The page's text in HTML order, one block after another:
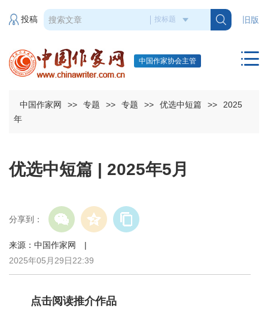
旧版
投稿
中国作家协会主管
中国作家网 >> 专题 >> 专题 >> 优选中短篇 >>
2025
年
优选中短篇 | 2025年5月
分享到：
来源：中国作家网 |
2025年05月29日22:39
点击阅读推介作品